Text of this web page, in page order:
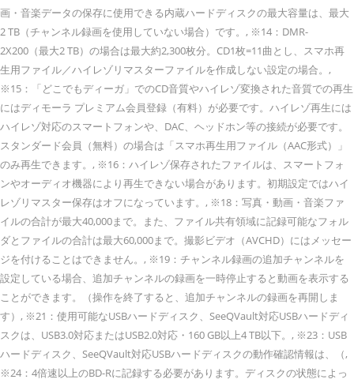
画・音楽データの保存に使用できる内蔵ハードディスクの最大容量は、最大
2 TB（チャンネル録画を使用していない場合）です。, ※14：DMR-
2X200（最大2 TB）の場合は最大約2,300枚分。CD1枚=11曲とし、スマホ再
生用ファイル／ハイレゾリマスターファイルを作成しない設定の場合。,
※15：「どこでもディーガ」でのCD音質やハイレゾ変換された音質での再生
にはディモーラ プレミアム会員登録（有料）が必要です。ハイレゾ再生には
ハイレゾ対応のスマートフォンや、DAC、ヘッドホン等の接続が必要です。
スタンダード会員（無料）の場合は「スマホ再生用ファイル（AAC形式）」
のみ再生できます。, ※16：ハイレゾ保存されたファイルは、スマートフォ
ンやオーディオ機器により再生できない場合があります。初期設定ではハイ
レゾリマスター保存はオフになっています。, ※18：写真・動画・音楽ファ
イルの合計が最大40,000まで。また、ファイル共有領域に記録可能なフォル
ダとファイルの合計は最大60,000まで。撮影ビデオ（AVCHD）にはメッセー
ジを付けることはできません。, ※19：チャンネル録画の追加チャンネルを
設定している場合、追加チャンネルの録画を一時停止すると動画を表示する
ことができます。（操作を終了すると、追加チャンネルの録画を再開しま
す）, ※21：使用可能なUSBハードディスク、SeeQVault対応USBハードディ
スクは、USB3.0対応またはUSB2.0対応・160 GB以上4 TB以下。, ※23：USB
ハードディスク、SeeQVault対応USBハードディスクの動作確認情報は、（,
※24：4倍速以上のBD-Rに記録する必要があります。ディスクの状態によっ